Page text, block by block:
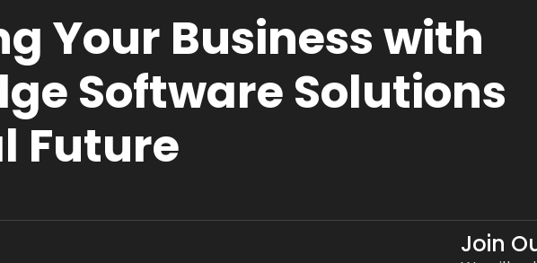
Your Business with
Software Solutions
Future
Join